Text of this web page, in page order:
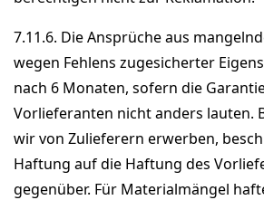
7.11.6. Die Ansprüche aus
wegen Fehlens zugesicherter
nach 6 Monaten, sofern die
Vorlieferanten nicht anders lauten.
wir von Zulieferern erwerben,
Haftung auf die Haftung des
gegenüber. Für Materialmängel